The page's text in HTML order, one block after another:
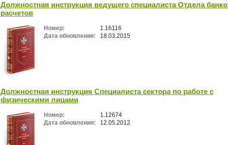
Должностная инструкция ведущего специалиста Отдела
расчетов
Номер:
1.16116
Дата обновления:
18.03.2015
Должностная инструкция Специалиста сектора по работе с
физическими лицами
Номер:
1.12674
Дата обновления:
12.05.2012